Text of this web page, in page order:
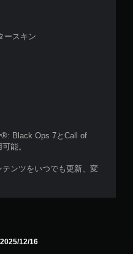
ースキン
Black Ops 7とCall of
能。
ンツをいつでも更新、変
2025/12/16